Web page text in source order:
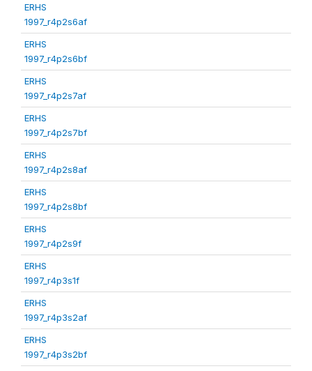
ERHS
1997_r4p2s6af
ERHS
1997_r4p2s6bf
ERHS
1997_r4p2s7af
ERHS
1997_r4p2s7bf
ERHS
1997_r4p2s8af
ERHS
1997_r4p2s8bf
ERHS
1997_r4p2s9f
ERHS
1997_r4p3s1f
ERHS
1997_r4p3s2af
ERHS
1997_r4p3s2bf